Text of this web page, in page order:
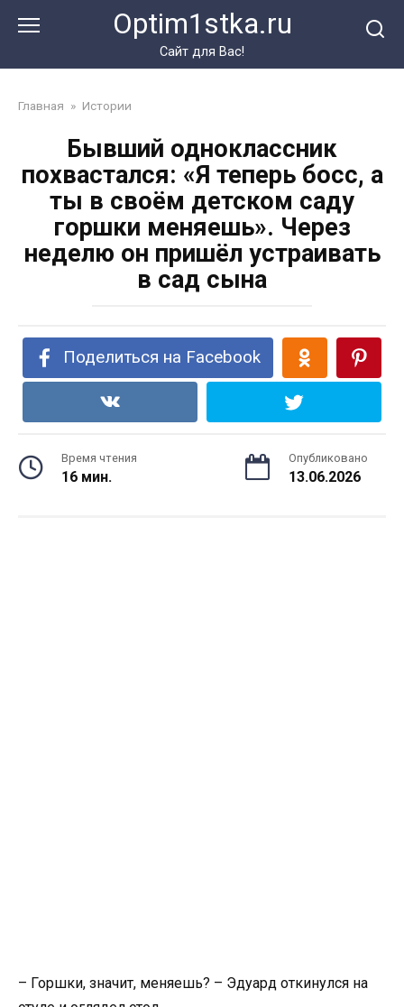
Optim1stka.ru
Сайт для Вас!
Главная » Истории
Бывший одноклассник
похвастался: «Я теперь босс, а
ты в своём детском саду
горшки меняешь». Через
неделю он пришёл устраивать
в сад сына
Поделиться на Facebook
Время чтения
16 мин.
Опубликовано
13.06.2026
– Горшки, значит, меняешь? – Эдуард откинулся на